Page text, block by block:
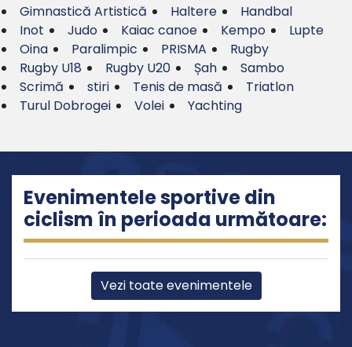
Gimnastică Artistică
Haltere
Handbal
Inot
Judo Kaiac canoe Kempo
Lupte
Oina
Paralimpic PRISMA
Rugby
Rugby U18
Rugby U20 Șah
Sambo
Scrimă
stiri Tenis de masă
Triatlon
Turul Dobrogei
Volei Yachting
Evenimentele sportive din
ciclism în perioada următoare:
Vezi toate evenimentele